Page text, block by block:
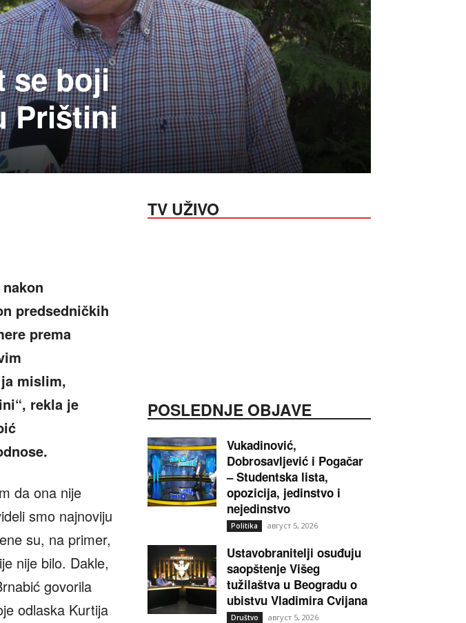
se boji
Prištini
predsedničkih
prema
mislim,
rekla je
da ona nije
smo najnoviju
su, na primer,
nije bilo. Dakle,
govorila
odlaska Kurtija
TV UŽIVO
POSLEDNJE OBJAVE
Vukadinović,
Dobrosavljević i Pogačar
– Studentska lista,
opozicija, jedinstvo i
nejedinstvo
Politika август 5, 2026
Ustavobranitelji osuđuju
saopštenje Višeg
tužilaštva u Beogradu o
ubistvu Vladimira Cvijana
Društvo август 5, 2026